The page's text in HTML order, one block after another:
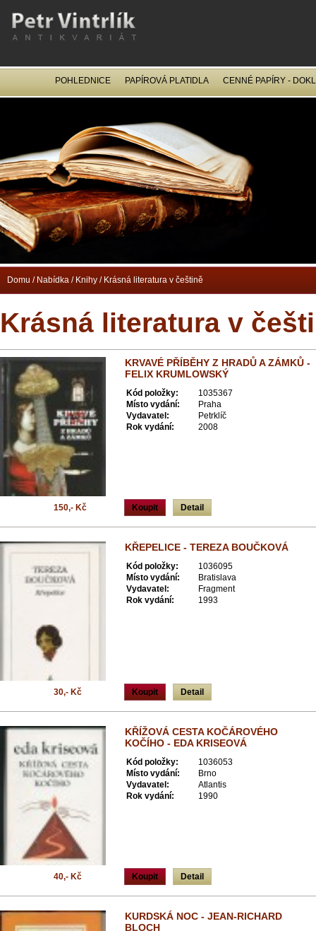
Krásná literatura v
KRVAVÉ PŘÍBĚHY Z HRADŮ A ZÁMKŮ -
FELIX KRUMLOWSKÝ
Kód položky:
1035367
Místo vydání:
Praha
Vydavatel:
Petrklíč
Rok vydání:
2008
Koupit Detail
150,- Kč
KŘEPELICE - TEREZA BOUČKOVÁ
Kód položky:
1036095
Místo vydání:
Bratislava
Vydavatel:
Fragment
Rok vydání:
1993
Koupit Detail
30,- Kč
KŘÍŽOVÁ CESTA KOČÁROVÉHO
KOČÍHO - EDA KRISEOVÁ
Kód položky:
1036053
Místo vydání:
Brno
Vydavatel:
Atlantis
Rok vydání:
1990
Koupit Detail
40,- Kč
KURDSKÁ NOC - JEAN-RICHARD
BLOCH
POHLEDNICE PAPÍROVÁ PLATIDLA CENNÉ PAPÍRY -
Domu / Nabídka / Knihy / Krásná literatura v češtině